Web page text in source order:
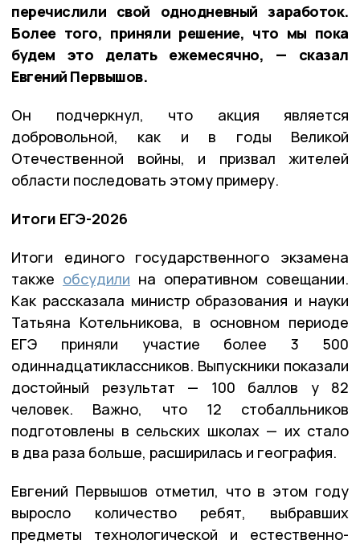
перечислили свой однодневный заработок.
Более того, приняли решение, что мы пока
будем это делать ежемесячно, — сказал
Евгений Первышов.
Он подчеркнул, что акция является
добровольной, как и в годы Великой
Отечественной войны, и призвал жителей
области последовать этому примеру.
Итоги ЕГЭ-2026
Итоги единого государственного экзамена
также обсудили на оперативном совещании.
Как рассказала министр образования и науки
Татьяна Котельникова, в основном периоде
ЕГЭ приняли участие более 3 500
одиннадцатиклассников. Выпускники показали
достойный результат — 100 баллов у 82
человек. Важно, что 12 стобалльников
подготовлены в сельских школах — их стало
в два раза больше, расширилась и география.
Евгений Первышов отметил, что в этом году
выросло количество ребят, выбравших
предметы технологической и естественно-